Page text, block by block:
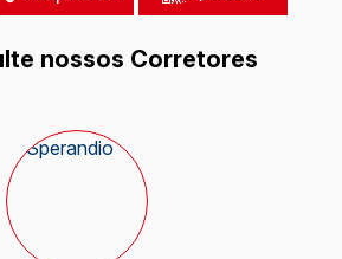
nossos Corretores